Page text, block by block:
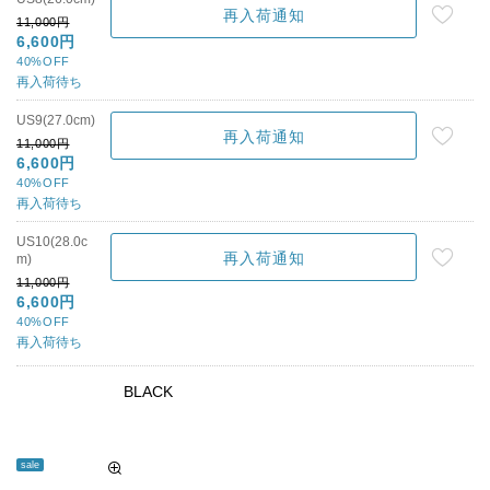
11,000円
6,600円
40%OFF
再入荷待ち
再入荷通知
US9(27.0cm)
11,000円
6,600円
40%OFF
再入荷待ち
再入荷通知
US10(28.0c
m)
11,000円
6,600円
40%OFF
再入荷待ち
再入荷通知
sale
BLACK